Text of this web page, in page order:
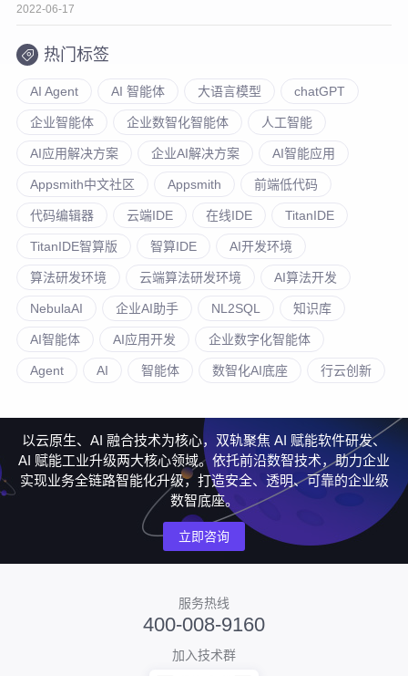
2022-06-17
热门标签
AI Agent AI 智能体 大语言模型 chatGPT
企业智能体 企业数智化智能体 人工智能
AI应用解决方案 企业AI解决方案 AI智能应用
Appsmith中文社区 Appsmith 前端低代码
代码编辑器 云端IDE 在线IDE TitanIDE
TitanIDE智算版 智算IDE AI开发环境
算法研发环境 云端算法研发环境 AI算法开发
NebulaAI 企业AI助手 NL2SQL 知识库
AI智能体 AI应用开发 企业数字化智能体
Agent AI 智能体 数智化AI底座 行云创新
以云原生、AI 融合技术为核心，双轨聚焦 AI 赋能软件研发、
AI 赋能工业升级两大核心领域。依托前沿数智技术，助力企业
实现业务全链路智能化升级，打造安全、透明、可靠的企业级
数智底座。
立即咨询
服务热线
400-008-9160
加入技术群